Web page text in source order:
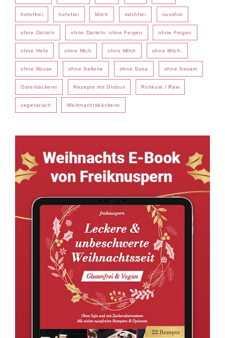
hefeffrei hefefrei Milch milchfrei nussfrei
ohne Datteln ohne Datteln. ohne Feigen ohne Feigen
ohne Hefe ohne Mich ohne Milch ohne Milch.
ohne Nüsse ohne Sellerie ohne Sesa ohne Sesam
Osterbäckerei Rezepte mit Globus Rohkost / Raw
vegetarisch Weihnachtsbäckerei